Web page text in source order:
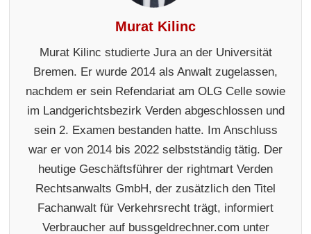
Murat Kilinc
Murat Kilinc studierte Jura an der Universität
Bremen. Er wurde 2014 als Anwalt zugelassen,
nachdem er sein Refendariat am OLG Celle sowie
im Landgerichtsbezirk Verden abgeschlossen und
sein 2. Examen bestanden hatte. Im Anschluss
war er von 2014 bis 2022 selbstständig tätig. Der
heutige Geschäftsführer der rightmart Verden
Rechtsanwalts GmbH, der zusätzlich den Titel
Fachanwalt für Verkehrsrecht trägt, informiert
Verbraucher auf bussgeldrechner.com unter